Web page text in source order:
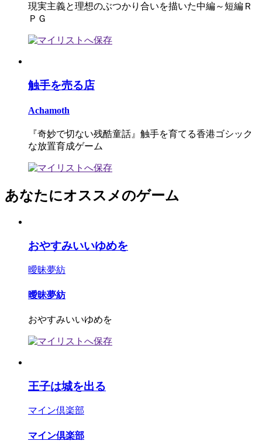
現実主義と理想のぶつかり合いを描いた中編～短編Ｒ
ＰＧ
触手を売る店
Achamoth
『奇妙で切ない残酷童話』触手を育てる香港ゴシック
な放置育成ゲーム
あなたにオススメのゲーム
おやすみいいゆめを
曖昧夢紡
曖昧夢紡
おやすみいいゆめを
王子は城を出る
マイン倶楽部
マイン倶楽部